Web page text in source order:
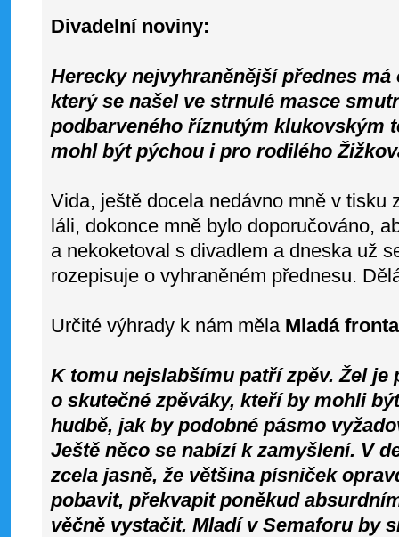
Divadelní noviny:
Herecky nejvyhraněnější přednes
který se našel ve strnulé masce
podbarveného říznutým klukovským
mohl být pýchou i pro rodilého
Vida, ještě docela nedávno mně v tisku
láli, dokonce mně bylo doporučováno,
a nekoketoval s divadlem a dneska už
rozepisuje o vyhraněném přednesu.
Určité výhrady k nám měla Mladá
K tomu nejslabšímu patří zpěv. Žel je
o skutečné zpěváky, kteří by mohli
hudbě, jak by podobné pásmo
Ještě něco se nabízí k zamyšlení. V
zcela jasně, že většina písniček
pobavit, překvapit poněkud
věčně vystačit. Mladí v Semaforu by